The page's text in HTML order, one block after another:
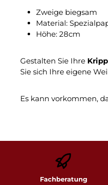
Zweige biegsam
Material:
Höhe: 28cm
Gestalten Sie Ihre
Sie sich Ihre eigene
Es kann vorkommen,
Fachberatung